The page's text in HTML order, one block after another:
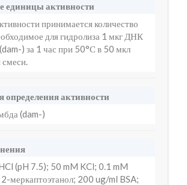
единицы активности
принимается количество
для гидролиза 1 мкг ДНК
) за 1 час при 50°С в 50 мкл
смеси.
определения активности
(dam-)
(pH 7.5); 50 mM KCl; 0.1 mM
меркаптоэтанол; 200 ug/ml BSA;